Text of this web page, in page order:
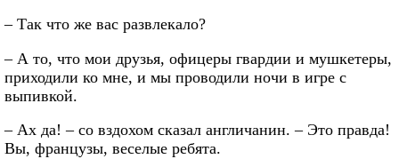
– Так что же вас развлекало?
– А то, что мои друзья, офицеры гвардии и мушкетеры,
приходили ко мне, и мы проводили ночи в игре с
выпивкой.
– Ах да! – со вздохом сказал англичанин. – Это правда!
Вы, французы, веселые ребята.